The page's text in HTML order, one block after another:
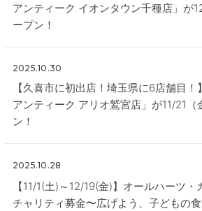
アンティーク イオンタウン千種店」が
ープン！
2025.10.30
【久喜市に初出店！埼玉県に6店舗目
アンティーク アリオ鷲宮店」が11/21
ン！
2025.10.28
【11/1(土)～12/19(金)】オールハーツ
チャリティ募金〜広げよう、子どもの